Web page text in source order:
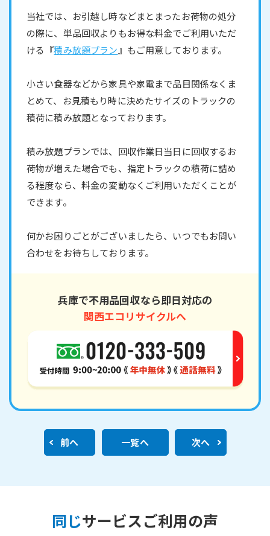
当社では、お引越し時などまとまったお荷物の処分
の際に、単品回収よりもお得な料金でご利用いただ
ける『積み放題プラン 』もご用意しております。
小さい食器などから家具や家電まで品目関係なくま
とめて、お見積もり時に決めたサイズのトラックの
積荷に積み放題となっております。
積み放題プランでは、回収作業日当日に回収するお
荷物が増えた場合でも、指定トラックの積荷に詰め
る程度なら、料金の変動なくご利用いただくことが
できます。
何かお困りごとがございましたら、いつでもお問い
合わせをお待ちしております。
兵庫で不用品回収なら即日対応の
関西エコリサイクルへ
前へ 一覧へ 次へ
同じサービスご利用の声